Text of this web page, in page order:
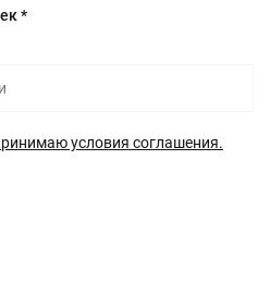
*
условия соглашения.